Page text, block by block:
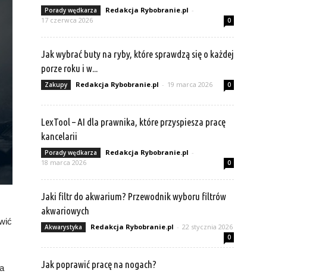
Porady wędkarza Redakcja Rybobranie.pl -
17 czerwca 2026
0
Jak wybrać buty na ryby, które sprawdzą się o każdej
porze roku i w...
Zakupy Redakcja Rybobranie.pl - 19 marca 2026 0
LexTool – AI dla prawnika, które przyspiesza pracę
kancelarii
Porady wędkarza Redakcja Rybobranie.pl -
18 marca 2026
0
Jaki filtr do akwarium? Przewodnik wyboru filtrów
akwariowych
Akwarystyka Redakcja Rybobranie.pl - 22 stycznia 2026
0
Jak poprawić pracę na nogach?